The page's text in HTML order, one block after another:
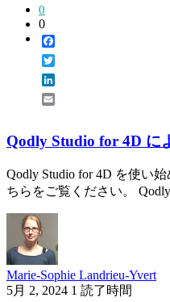
0
0
Qodly Studio for 4D に
Qodly Studio for 4D を使い
ちらをご覧ください。
Marie-Sophie Landrieu-Yvert
5月 2, 2024 1 読了時間